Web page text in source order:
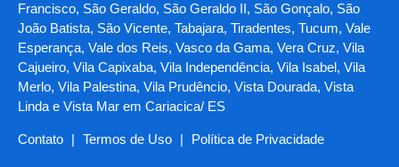
Francisco, São Geraldo, São Geraldo II, São Gonçalo, São
João Batista, São Vicente, Tabajara, Tiradentes, Tucum, Vale
Esperança, Vale dos Reis, Vasco da Gama, Vera Cruz, Vila
Cajueiro, Vila Capixaba, Vila Independência, Vila Isabel, Vila
Merlo, Vila Palestina, Vila Prudêncio, Vista Dourada, Vista
Linda e Vista Mar em Cariacica/ ES
Contato | Termos de Uso | Política de Privacidade